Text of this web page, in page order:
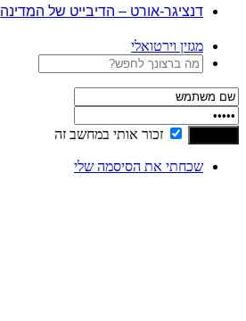
דנציגר-אורט – הדיבייט של המדינה
מגזין וירטואלי
זכור אותי במחשב זה
שכחתי את הסיסמה שלי